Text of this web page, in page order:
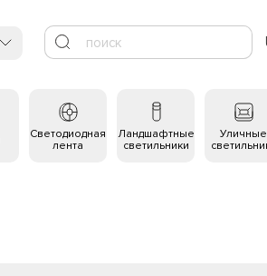
Светодиодная
лента
Ландшафтные
светильники
Уличные